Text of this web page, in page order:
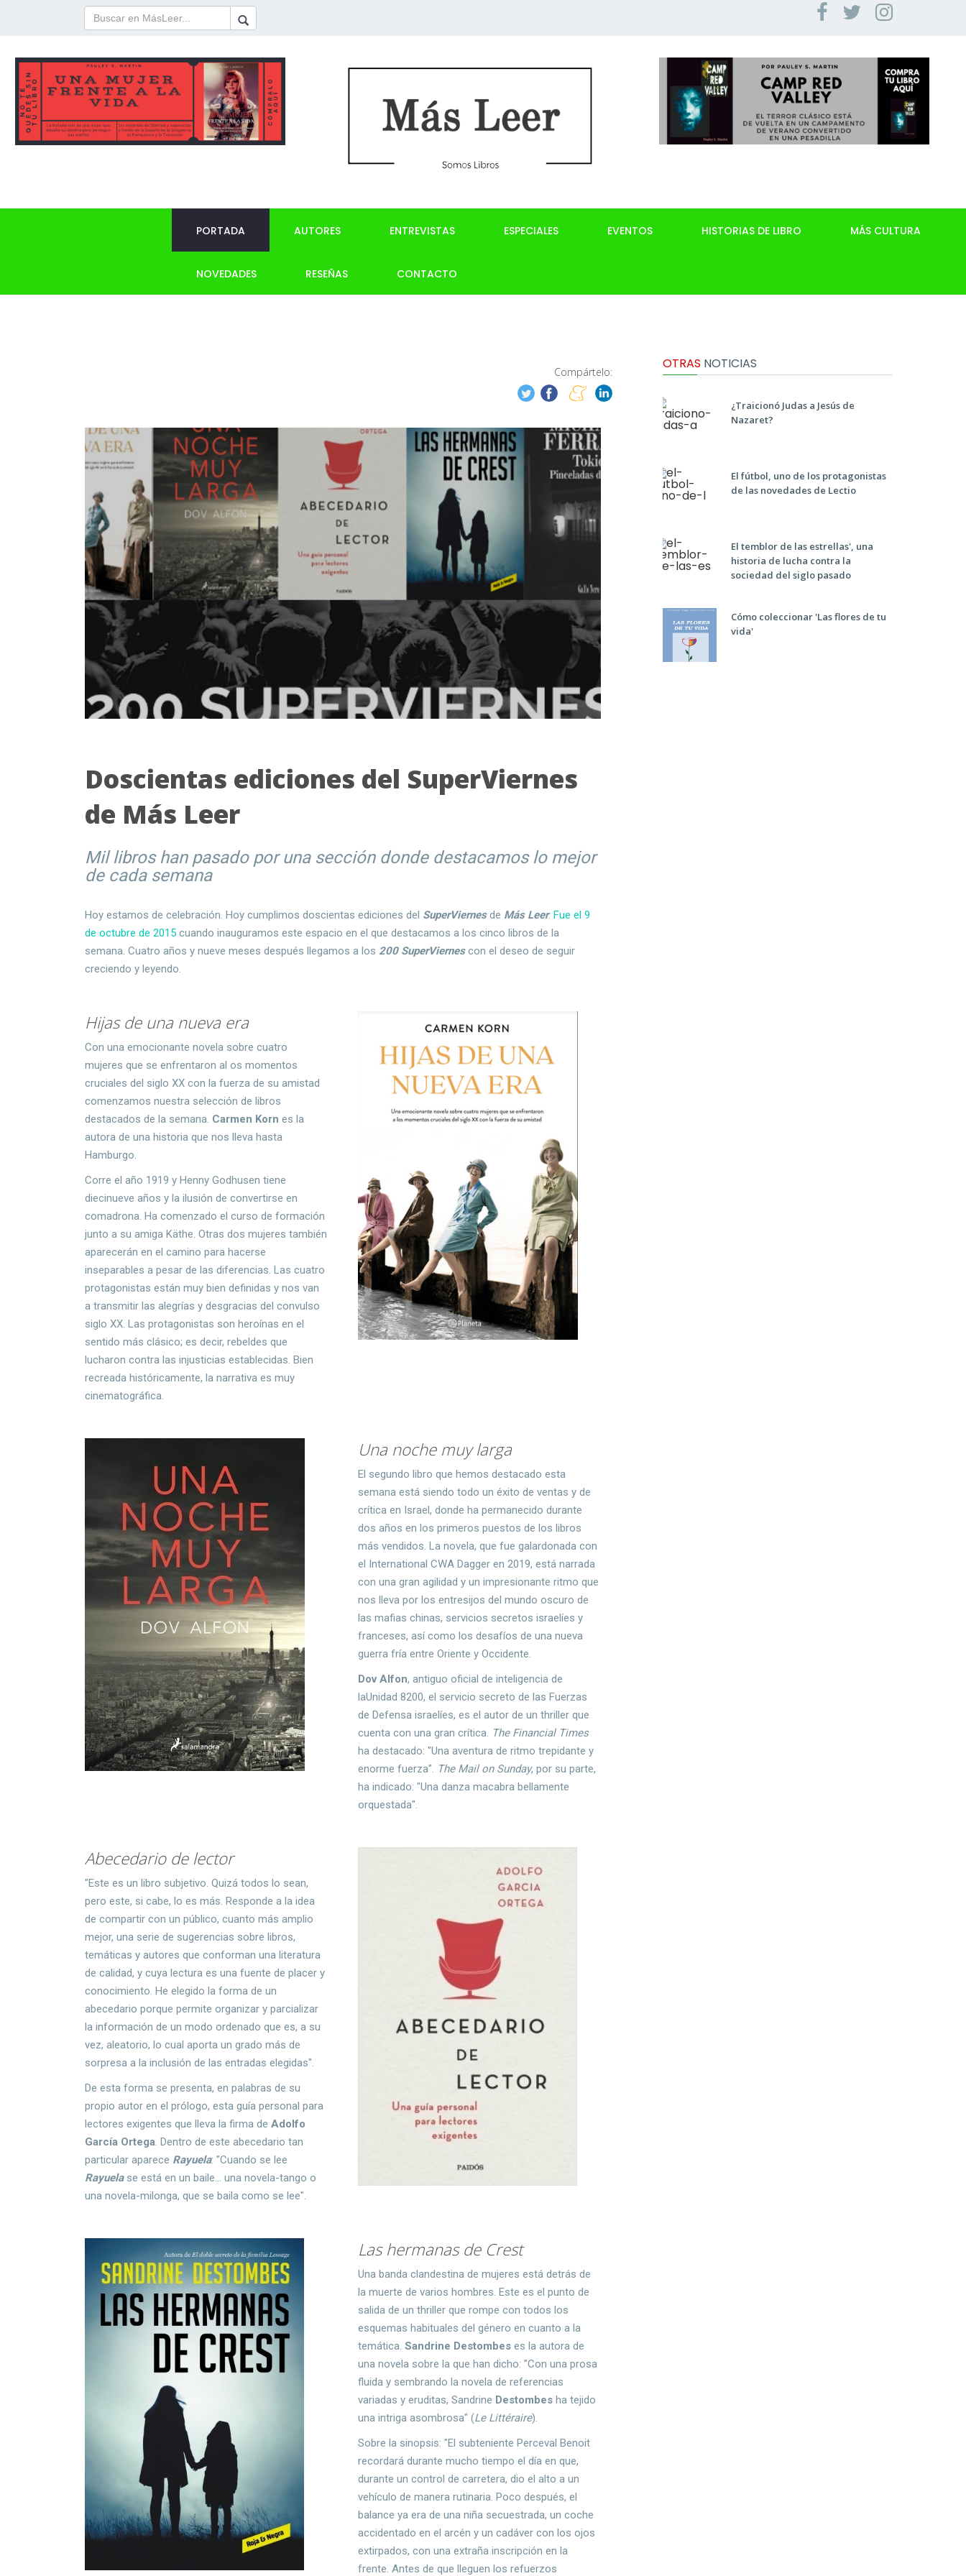
PORTADA AUTORES ENTREVISTAS ESPECIALES EVENTOS HISTORIAS DE LIBRO MÁS CULTURA
NOVEDADES RESEÑAS CONTACTO
Compártelo:
Doscientas ediciones del SuperViernes
de Más Leer
Mil libros han pasado por una sección donde destacamos lo mejor
de cada semana
Hoy estamos de celebración. Hoy cumplimos doscientas ediciones del SuperViernesde Más Leer.Fue el 9
de octubre de 2015 cuando inauguramos este espacio en el que destacamos a los cinco libros de la
semana. Cuatro años y nueve meses después llegamos a los 200 SuperViernescon el deseo de seguir
creciendo y leyendo.
Hijas de una nueva era
Con una emocionante novela sobre cuatro
mujeres que se enfrentaron al os momentos
cruciales del siglo XX con la fuerza de su amistad
comenzamos nuestra selección de libros
destacados de la semana. Carmen Korn es la
autora de una historia que nos lleva hasta
Hamburgo.
Corre el año 1919 y Henny Godhusen tiene
diecinueve años y la ilusión de convertirse en
comadrona. Ha comenzado el curso de formación
junto a su amiga Käthe. Otras dos mujeres también
aparecerán en el camino para hacerse
inseparables a pesar de las diferencias. Las cuatro
protagonistas están muy bien definidas y nos van
a transmitir las alegrías y desgracias del convulso
siglo XX. Las protagonistas son heroínas en el
sentido más clásico; es decir, rebeldes que
lucharon contra las injusticias establecidas. Bien
recreada históricamente, la narrativa es muy
cinematográfica.
Una noche muy larga
El segundo libro que hemos destacado esta
semana está siendo todo un éxito de ventas y de
crítica en Israel, donde ha permanecido durante
dos años en los primeros puestos de los libros
más vendidos. La novela, que fue galardonada con
el International CWA Dagger en 2019, está narrada
con una gran agilidad y un impresionante ritmo que
nos lleva por los entresijos del mundo oscuro de
las mafias chinas, servicios secretos israelíes y
franceses, así como los desafíos de una nueva
guerra fría entre Oriente y Occidente.
Dov Alfon, antiguo oficial de inteligencia de
laUnidad 8200, el servicio secreto de las Fuerzas
de Defensa israelíes, es el autor de un thriller que
cuenta con una gran crítica. The Financial Times
ha destacado: "Una aventura de ritmo trepidante y
enorme fuerza". The Mail on Sunday, por su parte,
ha indicado: "Una danza macabra bellamente
orquestada".
Abecedario de lector
"Este es un libro subjetivo. Quizá todos lo sean,
pero este, si cabe, lo es más. Responde a la idea
de compartir con un público, cuanto más amplio
mejor, una serie de sugerencias sobre libros,
temáticas y autores que conforman una literatura
de calidad, y cuya lectura es una fuente de placer y
conocimiento. He elegido la forma de un
abecedario porque permite organizar y parcializar
la información de un modo ordenado que es, a su
vez, aleatorio, lo cual aporta un grado más de
sorpresa a la inclusión de las entradas elegidas".
De esta forma se presenta, en palabras de su
propio autor en el prólogo, esta guía personal para
lectores exigentes que lleva la firma deAdolfo
García Ortega. Dentro de este abecedario tan
particular aparece Rayuela: "Cuando se lee
Rayuela se está en un baile... una novela-tango o
una novela-milonga, que se baila como se lee".
Las hermanas de Crest
Una banda clandestina de mujeres está detrás de
la muerte de varios hombres. Este es el punto de
salida de un thriller que rompe con todos los
esquemas habituales del género en cuanto a la
temática.Sandrine Destombes es la autora de
una novela sobre la que han dicho: "Con una prosa
fluida y sembrando la novela de referencias
variadas y eruditas, Sandrine Destombes ha tejido
una intriga asombrosa" (Le Littéraire).
Sobre la sinopsis: "El subteniente Perceval Benoit
recordará durante mucho tiempo el día en que,
durante un control de carretera, dio el alto a un
vehículo de manera rutinaria. Poco después, el
balance ya era de una niña secuestrada, un coche
accidentado en el arcén y un cadáver con los ojos
extirpados, con una extraña inscripción en la
frente. Antes de que lleguen los refuerzos
OTRAS NOTICIAS
¿Traicionó Judas a Jesús de
Nazaret?
El fútbol, uno de los protagonistas
de las novedades de Lectio
El temblor de las estrellas', una
historia de lucha contra la
sociedad del siglo pasado
Cómo coleccionar 'Las flores de tu
vida'